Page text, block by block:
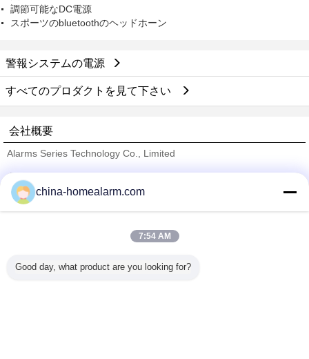
調節可能なDC電源
スポーツのbluetoothのヘッドホーン
警報システムの電源
すべてのプロダクトを見て下さい
会社概要
Alarms Series Technology Co., Limited
Trust Seal
Verified Suplier
すべての製品
china-homealarm.com
7:54 AM
Good day, what product are you looking for?